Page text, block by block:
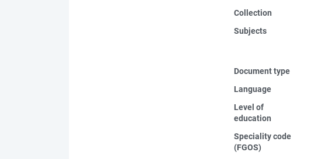
Collection
Subjects
Document type
Language
Level of
education
Speciality code
(FGOS)